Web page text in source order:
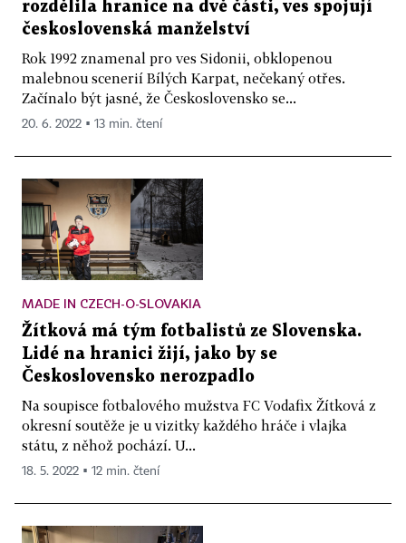
rozdělila hranice na dvě části, ves spojují
československá manželství
Rok 1992 znamenal pro ves Sidonii, obklopenou
malebnou scenerií Bílých Karpat, nečekaný otřes.
Začínalo být jasné, že Československo se...
20. 6. 2022 ▪ 13 min. čtení
MADE IN CZECH-O-SLOVAKIA
Žítková má tým fotbalistů ze Slovenska.
Lidé na hranici žijí, jako by se
Československo nerozpadlo
Na soupisce fotbalového mužstva FC Vodafix Žítková z
okresní soutěže je u vizitky každého hráče i vlajka
státu, z něhož pochází. U...
18. 5. 2022 ▪ 12 min. čtení